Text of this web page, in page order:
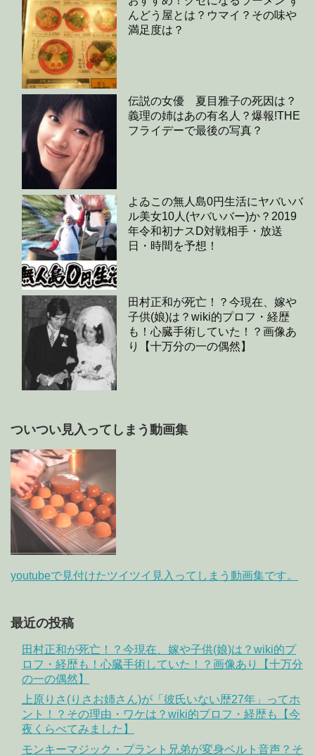
んどう屋とは？ウマイ？その味や
満足度は？
伝説の女優 夏目雅子の死因は？
義理の姉はあの有名人？爆報!THE
フライデーで最後の写真？
よゐこの無人島0円生活にヤバいバ
ル美女10人(ヤバいバー)か？2019
年令和初ナスD対戦相手・放送
日・時間を予想！
田村正和が死亡！？今現在、嫁や
子供(娘)は？wiki的プロフ・経歴
も！心臓手術していた！？画像あ
り【十万分の一の偶然】
ついつい見入ってしまう動画集
youtubeで見付けたツイツイ見入ってしまう動画集です。
最近の投稿
田村正和が死亡！？今現在、嫁や子供(娘)は？wiki的プ
ロフ・経歴も！心臓手術していた！？画像あり【十万分
の一の偶然】
上原りさ(りさお姉さん)が「彼氏いない歴27年」ってホ
ント！？その理由・ワケは？wiki的プロフ・経歴も【今
夜くらべてみました】
モンキーマジック・プラント兄弟が変身ベルト音声？そ